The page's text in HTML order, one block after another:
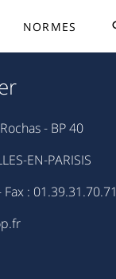
NORMES
- BP 40
EN-PARISIS
: 01.39.31.70.71